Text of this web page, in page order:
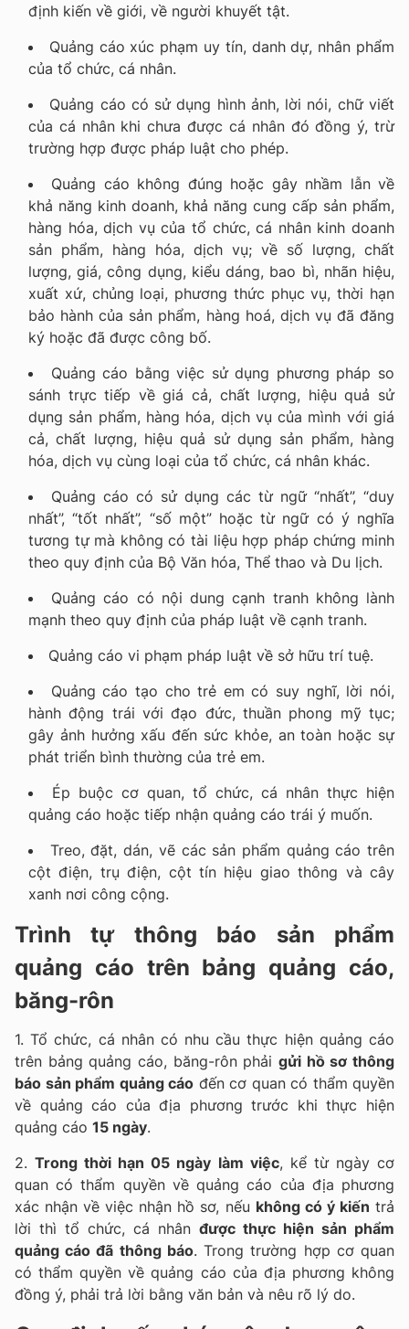
định kiến về giới, về người khuyết tật.
Quảng cáo xúc phạm uy tín, danh dự, nhân phẩm
của tổ chức, cá nhân.
Quảng cáo có sử dụng hình ảnh, lời nói, chữ viết
của cá nhân khi chưa được cá nhân đó đồng ý, trừ
trường hợp được pháp luật cho phép.
Quảng cáo không đúng hoặc gây nhầm lẫn về
khả năng kinh doanh, khả năng cung cấp sản phẩm,
hàng hóa, dịch vụ của tổ chức, cá nhân kinh doanh
sản phẩm, hàng hóa, dịch vụ; về số lượng, chất
lượng, giá, công dụng, kiểu dáng, bao bì, nhãn hiệu,
xuất xứ, chủng loại, phương thức phục vụ, thời hạn
bảo hành của sản phẩm, hàng hoá, dịch vụ đã đăng
ký hoặc đã được công bố.
Quảng cáo bằng việc sử dụng phương pháp so
sánh trực tiếp về giá cả, chất lượng, hiệu quả sử
dụng sản phẩm, hàng hóa, dịch vụ của mình với giá
cả, chất lượng, hiệu quả sử dụng sản phẩm, hàng
hóa, dịch vụ cùng loại của tổ chức, cá nhân khác.
Quảng cáo có sử dụng các từ ngữ “nhất”, “duy
nhất”, “tốt nhất”, “số một” hoặc từ ngữ có ý nghĩa
tương tự mà không có tài liệu hợp pháp chứng minh
theo quy định của Bộ Văn hóa, Thể thao và Du lịch.
Quảng cáo có nội dung cạnh tranh không lành
mạnh theo quy định của pháp luật về cạnh tranh.
Quảng cáo vi phạm pháp luật về sở hữu trí tuệ.
Quảng cáo tạo cho trẻ em có suy nghĩ, lời nói,
hành động trái với đạo đức, thuần phong mỹ tục;
gây ảnh hưởng xấu đến sức khỏe, an toàn hoặc sự
phát triển bình thường của trẻ em.
Ép buộc cơ quan, tổ chức, cá nhân thực hiện
quảng cáo hoặc tiếp nhận quảng cáo trái ý muốn.
Treo, đặt, dán, vẽ các sản phẩm quảng cáo trên
cột điện, trụ điện, cột tín hiệu giao thông và cây
xanh nơi công cộng.
Trình tự thông báo sản phẩm
quảng cáo trên bảng quảng cáo,
băng-rôn
1. Tổ chức, cá nhân có nhu cầu thực hiện quảng cáo
trên bảng quảng cáo, băng-rôn phải gửi hồ sơ thông
báo sản phẩm quảng cáo đến cơ quan có thẩm quyền
về quảng cáo của địa phương trước khi thực hiện
quảng cáo 15 ngày.
2.Trong thời hạn 05 ngày làm việc, kể từ ngày cơ
quan có thẩm quyền về quảng cáo của địa phương
xác nhận về việc nhận hồ sơ, nếu không có ý kiến trả
lời thì tổ chức, cá nhân được thực hiện sản phẩm
quảng cáo đã thông báo. Trong trường hợp cơ quan
có thẩm quyền về quảng cáo của địa phương không
đồng ý, phải trả lời bằng văn bản và nêu rõ lý do.